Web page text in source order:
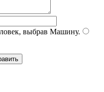
выбрав Машину.